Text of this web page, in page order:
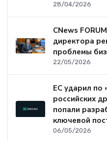
28/04/2026
CNews
директора
проблемы
22/05/2026
ЕС ударил по
российских
попали
ключевой
06/05/2026